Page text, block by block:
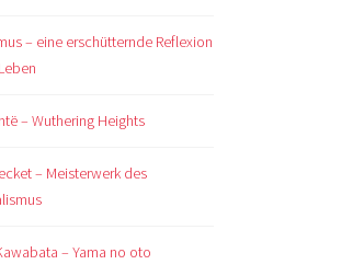
– eine erschütternde Reflexion
– Wuthering Heights
– Meisterwerk des
– Yama no oto